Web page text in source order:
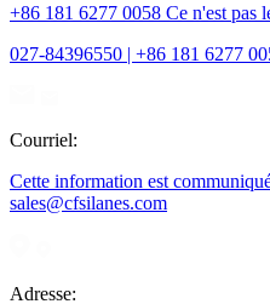
+86 181 6277 0058 Ce n'est pas
027-84396550 | +86 181 6277
Courriel:
Cette information est
sales@cfsilanes.com
Adresse: